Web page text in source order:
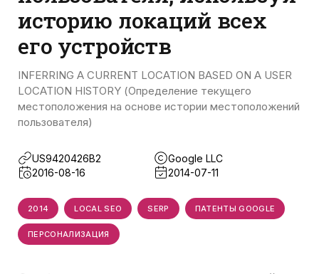
историю локаций всех
его устройств
INFERRING A CURRENT LOCATION BASED ON A USER
LOCATION HISTORY (Определение текущего
местоположения на основе истории местоположений
пользователя)
US9420426B2
Google LLC
2016-08-16
2014-07-11
2014 LOCAL SEO SERP ПАТЕНТЫ GOOGLE
ПЕРСОНАЛИЗАЦИЯ